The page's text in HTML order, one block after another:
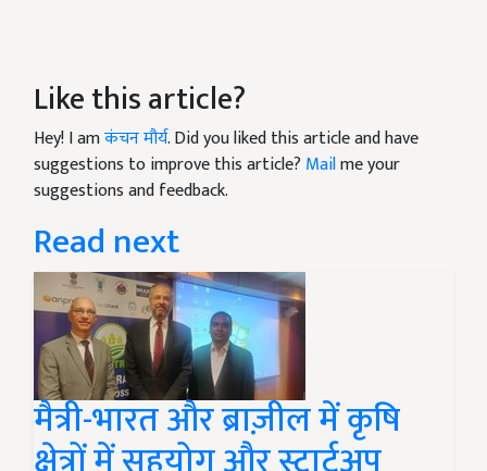
Like this article?
Hey! I amकंचन मौर्य. Did you liked this article and have
suggestions to improve this article? Mailme your
suggestions and feedback.
Read next
मैत्री-भारत और ब्राज़ील में कृषि